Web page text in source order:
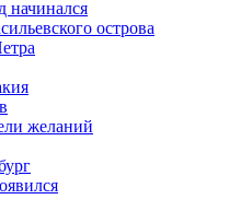
начинался
острова
желаний